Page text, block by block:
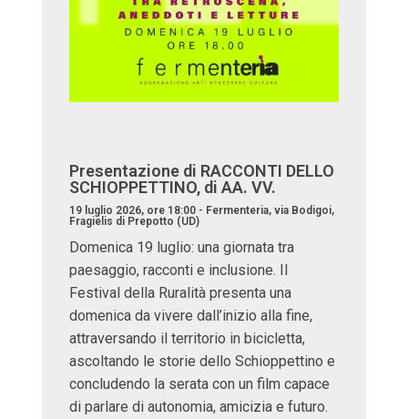
Presentazione di RACCONTI DELLO
SCHIOPPETTINO, di AA. VV.
19 luglio 2026, ore 18:00 - Fermenteria, via Bodigoi,
Fragielis di Prepotto (UD)
Domenica 19 luglio: una giornata tra
paesaggio, racconti e inclusione. Il
Festival della Ruralità presenta una
domenica da vivere dall’inizio alla fine,
attraversando il territorio in bicicletta,
ascoltando le storie dello Schioppettino e
concludendo la serata con un film capace
di parlare di autonomia, amicizia e futuro.